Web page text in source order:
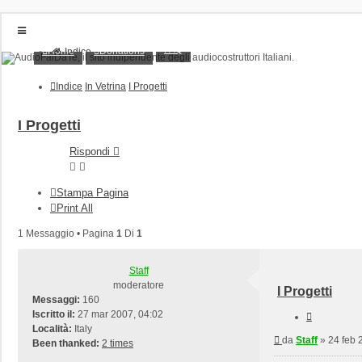
Indice
Home
FAQ
Home
Iscriviti
Home Donations
Indice In Vetrina I Progetti
I Progetti
Rispondi
Stampa Pagina
Print All
1 Messaggio • Pagina 1 Di 1
Staff
moderatore
Messaggi: 160
Iscritto il: 27 mar 2007, 04:02
Località: Italy
Been thanked: 2 times
I Progetti
Messaggio
da Staff » 24 feb